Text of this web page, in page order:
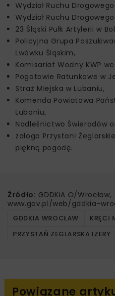
Wydział Ruchu
Wydział Ruchu
23 Śląski Pułk Artylerii w
Policyjna Grupa
Lwówku Śląskim,
Komisariat Wodny KWP
Pogotowie Ratunkowe w
Straż Miejska w Lubaniu,
Komenda Powiatowa
Lubaniu,
Nadleśnictwo Świeradów
załoga Przystani
piękną pogodę.
Źródło: GDDKiA O/Wrocław,
www.gov.pl/web/gddkia-
GDDKIA WROCŁAW
KRĘCI
PRZYSTAŃ ŻEGLARSKA IZERY
Powiązane